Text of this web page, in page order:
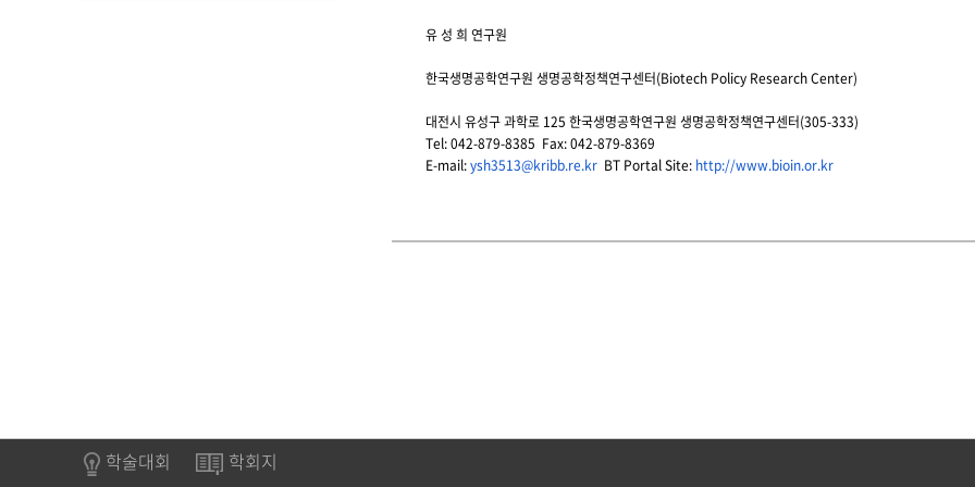
유 성 희 연구원
한국생명공학연구원 생명공학정책연구센터(Biotech Policy Research Center)
대전시 유성구 과학로 125 한국생명공학연구원 생명공학정책연구센터(305-333)
Tel: 042-879-8385 Fax: 042-879-8369
E-mail:ysh3513@kribb.re.kr BT Portal Site: http://www.bioin.or.kr
학술대회 학회지